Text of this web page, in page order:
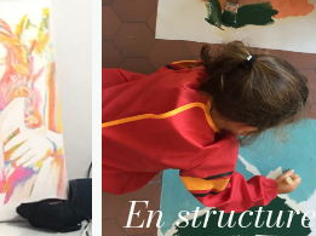
En structure